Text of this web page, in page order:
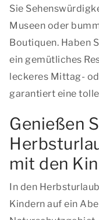
Sie
Museen oder
Boutiquen. Haben
ein gemütliches
leckeres Mittag-
garantiert eine
Genießen
mit den
In den
Kindern auf ein